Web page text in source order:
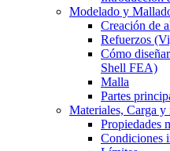
Modelado y
Creación de
Refuerzos
Cómo
Shell FEA)
Malla
Partes
Materiales, Carga y
Propiedades
Condiciones